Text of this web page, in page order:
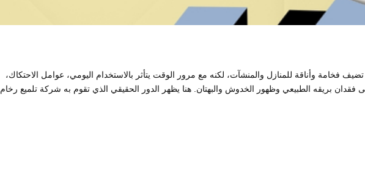
فخامة وأناقة للمنازل والمنشآت، لكنه مع مرور الوقت يتأثر بالاستخدام اليومي، عوامل الاحتكاك،
فقدان بريقه الطبيعي وظهور الخدوش والبهتان. هنا يظهر الدور الحقيقي الذي تقوم به شركة تلميع رخام